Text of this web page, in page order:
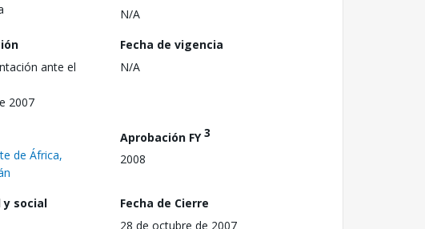
N/A
ante el
2007
Fecha de vigencia
N/A
de África,
Aprobación FY3
2008
y social
Fecha de Cierre
28 de octubre de 2007